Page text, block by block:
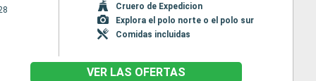
Cruero de Expedicion
Explora el polo norte o el polo sur
Comidas incluidas
VER LAS OFERTAS